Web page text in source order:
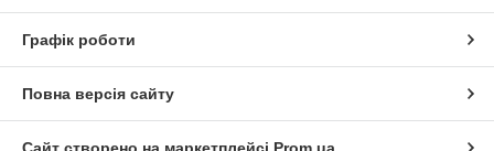
Графік роботи
Повна версія сайту